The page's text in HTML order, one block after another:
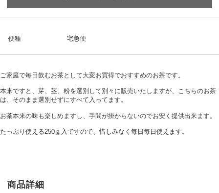
便種 宅急便
ご家庭で毎日飲むお茶として大変お買得でおすすめのお茶です。
本来ですと、芽、茎、粉を選別して別々に販売いたしますが、こちらのお茶
は、そのまま選別せずにすべて入ってます。
お茶本来の味も楽しめますし、手間が掛からないのでお安く提供出来ます。
たっぷり使える250ｇ入ですので、惜しみなく毎日毎日使えます。
商品詳細